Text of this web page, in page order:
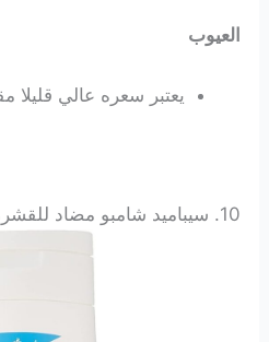
العيوب
يعتبر سعره عالي قليلا
10. سيباميد شامبو مضاد للقشرة